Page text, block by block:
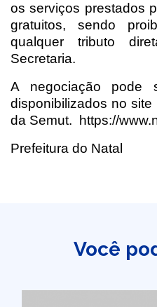
os serviços prestados
gratuitos, sendo
qualquer tributo
Secretaria.
A negociação pode
disponibilizados no
da Semut.
https://
Prefeitura do Natal
Você